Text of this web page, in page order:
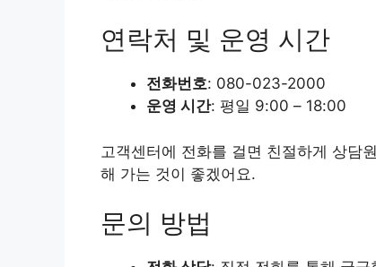
연락처 및 운영 시간
전화번호: 080-023-2000
운영 시간: 평일 9:00 – 18:00
고객센터에 전화를 걸면 친절하게 상담
해 가는 것이 좋겠어요.
문의 방법